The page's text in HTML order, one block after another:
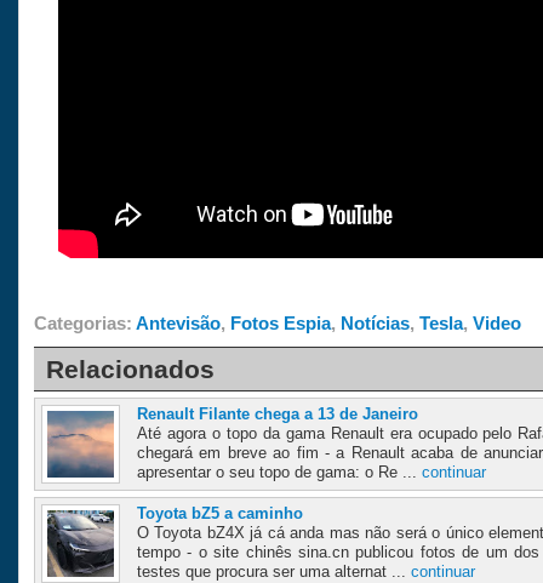
Categorias: Antevisão, Fotos Espia, Notícias, Tesla, Video
Relacionados
Renault Filante chega a 13 de Janeiro
Até agora o topo da gama Renault era ocupado pelo
chegará em breve ao fim - a Renault acaba de
apresentar o seu topo de gama: o Re ... continuar
Toyota bZ5 a caminho
O Toyota bZ4X já cá anda mas não será o único
tempo - o site chinês sina.cn publicou fotos de um
testes que procura ser uma alternat ... continuar